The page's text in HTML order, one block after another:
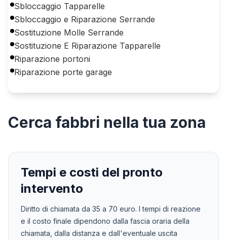
Sbloccaggio Tapparelle
Sbloccaggio e Riparazione Serrande
Sostituzione Molle Serrande
Sostituzione E Riparazione Tapparelle
Riparazione portoni
Riparazione porte garage
Cerca fabbri nella tua zona
Tempi e costi del pronto
intervento
Diritto di chiamata da 35 a 70 euro. I tempi di reazione
e il costo finale dipendono dalla fascia oraria della
chiamata, dalla distanza e dall'eventuale uscita